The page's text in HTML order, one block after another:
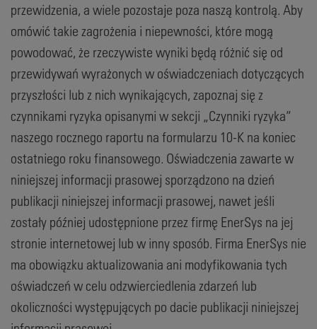
przewidzenia, a wiele pozostaje poza naszą kontrolą. Aby
omówić takie zagrożenia i niepewności, które mogą
powodować, że rzeczywiste wyniki będą różnić się od
przewidywań wyrażonych w oświadczeniach dotyczących
przyszłości lub z nich wynikających, zapoznaj się z
czynnikami ryzyka opisanymi w sekcji „Czynniki ryzyka”
naszego rocznego raportu na formularzu 10-K na koniec
ostatniego roku finansowego. Oświadczenia zawarte w
niniejszej informacji prasowej sporządzono na dzień
publikacji niniejszej informacji prasowej, nawet jeśli
zostały później udostępnione przez firmę EnerSys na jej
stronie internetowej lub w inny sposób. Firma EnerSys nie
ma obowiązku aktualizowania ani modyfikowania tych
oświadczeń w celu odzwierciedlenia zdarzeń lub
okoliczności występujących po dacie publikacji niniejszej